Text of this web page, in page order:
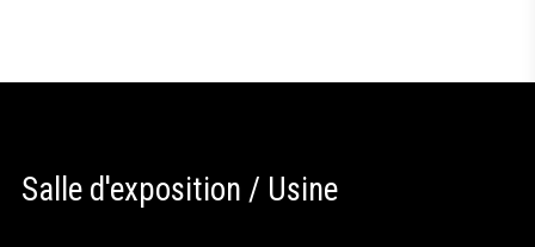
Salle d'exposition / Usine